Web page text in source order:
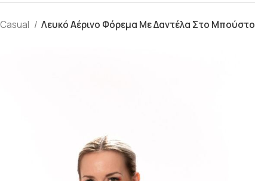
Casual Λευκό Αέρινο Φόρεμα Με Δαντέλα Στο Μπούστο